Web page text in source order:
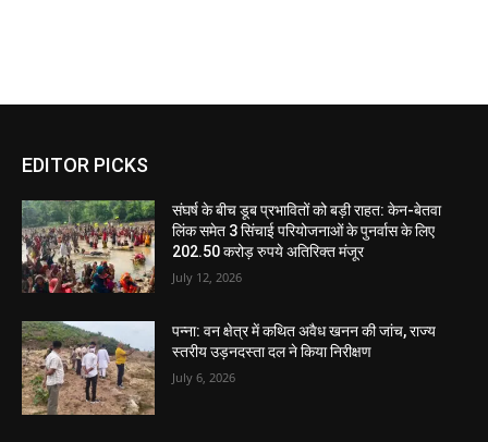
EDITOR PICKS
संघर्ष के बीच डूब प्रभावितों को बड़ी राहत: केन-बेतवा
लिंक समेत 3 सिंचाई परियोजनाओं के पुनर्वास के लिए
202.50 करोड़ रुपये अतिरिक्त मंजूर
July 12, 2026
पन्ना: वन क्षेत्र में कथित अवैध खनन की जांच, राज्य
स्तरीय उड़नदस्ता दल ने किया निरीक्षण
July 6, 2026